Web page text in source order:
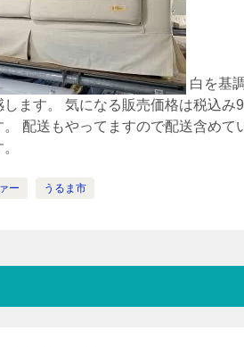
白を基
します。 気になる販売価格は税込
。 配送もやってますので配送含め
ー うるま市